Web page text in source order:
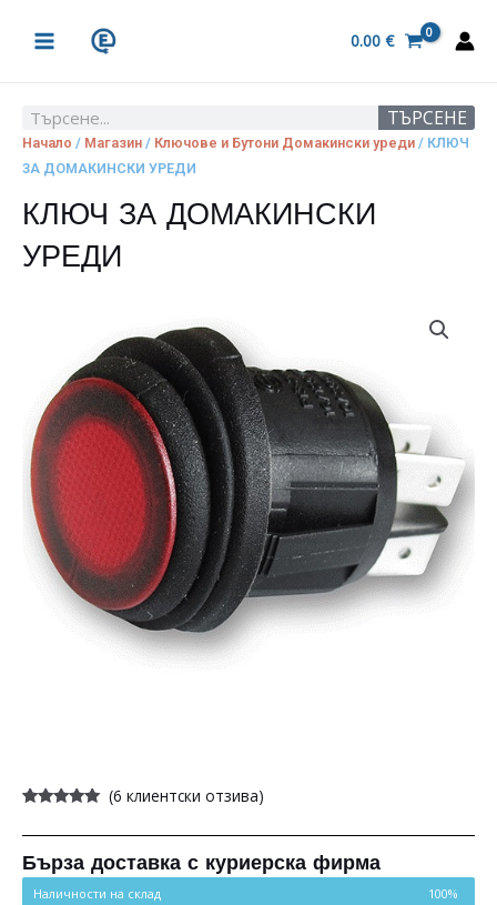
MENU
0.00 €
Search ТЪРСЕНЕ
Начало / Магазин / Ключове и Бутони Домакински уреди / КЛЮЧ
ЗА ДОМАКИНСКИ УРЕДИ
КЛЮЧ ЗА ДОМАКИНСКИ
УРЕДИ
4.83от 5,
на
потребителски
оценки
(6 клиентски отзива)
Бърза доставка с куриерска фирма
Наличности на склад 100%